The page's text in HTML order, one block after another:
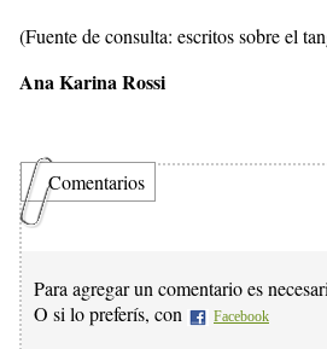
(Fuente de consulta: escritos sobre el
Ana Karina Rossi
Comentarios
Para agregar un comentario es
O si lo preferís, con Facebook